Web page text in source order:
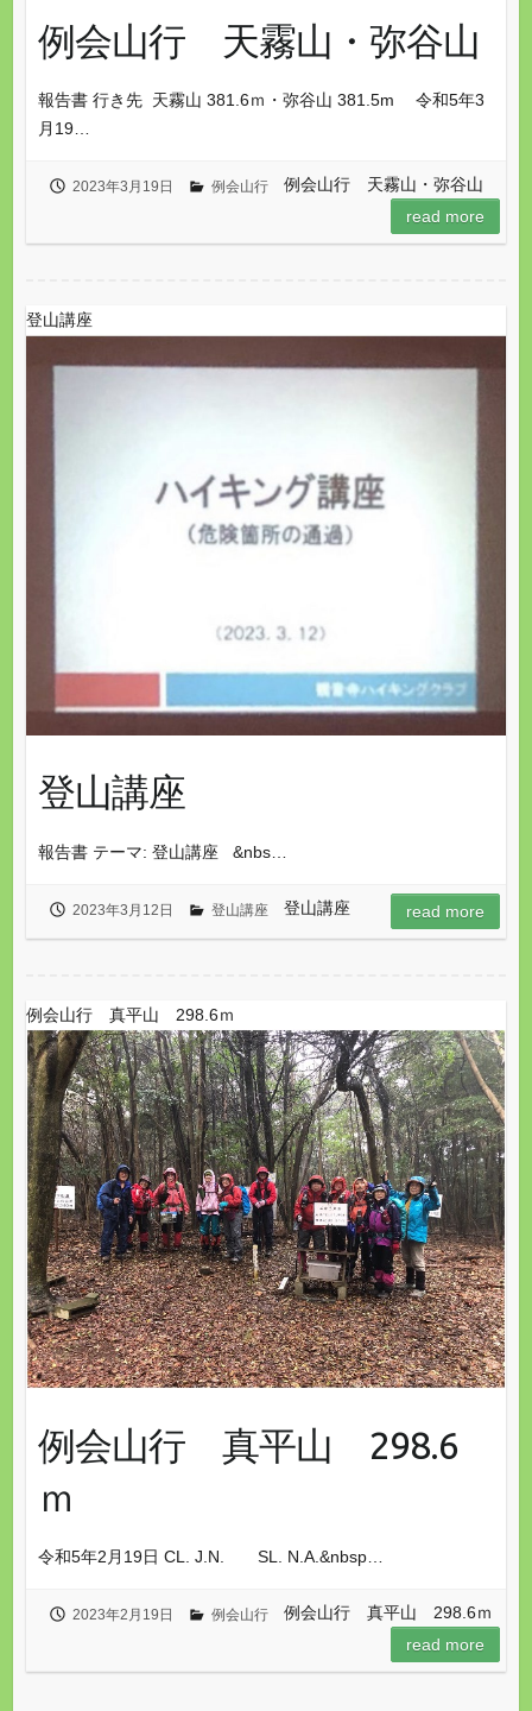
例会山行 天霧山・弥谷山
報告書 行き先 天霧山 381.6ｍ・弥谷山 381.5m 令和5年3
月19…
2023年3月19日 例会山行
例会山行 天霧山・弥谷山
read more
登山講座
登山講座
報告書 テーマ: 登山講座 &nbs…
2023年3月12日 登山講座 登山講座 read more
例会山行 真平山 298.6ｍ
例会山行 真平山 298.6
ｍ
令和5年2月19日 CL. J.N.​​ SL. N.A.&nbsp…
2023年2月19日 例会山行
例会山行 真平山 298.6ｍ
read more